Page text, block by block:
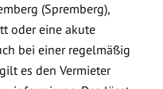
(Spremberg),
oder eine akute
bei einer regelmäßig
es den Vermieter